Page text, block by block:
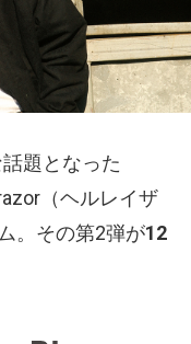
題となった
（ヘルレイザ
。その第2弾が12